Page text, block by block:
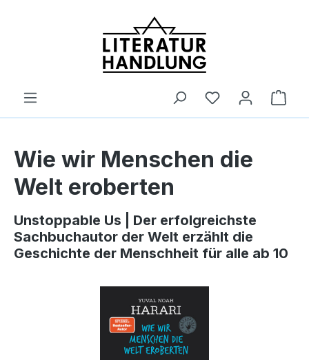
Wie wir Menschen die
Welt eroberten
Unstoppable Us | Der erfolgreichste
Sachbuchautor der Welt erzählt die
Geschichte der Menschheit für alle ab 10